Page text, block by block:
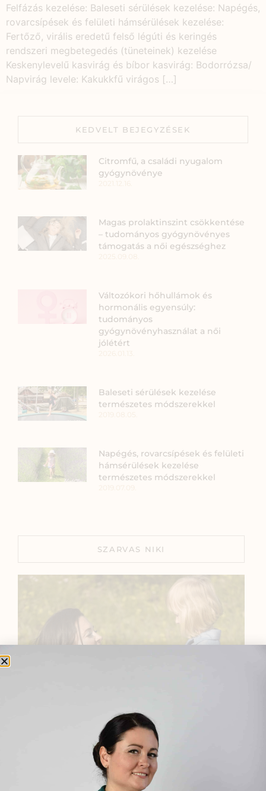
Felfázás kezelése: Baleseti sérülések kezelése: Napégés,
rovarcsípések és felületi hámsérülések kezelése:
Fertőző, virális eredetű felső légúti és keringés
rendszeri megbetegedés (tüneteinek) kezelése
Keskenylevelű kasvirág és bíbor kasvirág: Bodorrózsa/
Napvirág levele: Kakukkfű virágos […]
KEDVELT BEJEGYZÉSEK
Citromfű, a családi nyugalom
gyógynövénye
Magas prolaktinszint csökkentése
– tudományos gyógynövényes
támogatás a női egészséghez
Változókori hőhullámok és
hormonális egyensúly:
tudományos
gyógynövényhasználat a női
jólétért
Baleseti sérülések kezelése
természetes módszerekkel
Napégés, rovarcsípések és felületi
hámsérülések kezelése
természetes módszerekkel
SZARVAS NIKI
BEMUTATKOZÁS
Sziasztok! Szarvas Niki vagyok, a HerbClinic alapítója,
egészségügyi biomérnök, fitoterapeuta és édesanya.
Küldetésem a gyógynövények hatékony